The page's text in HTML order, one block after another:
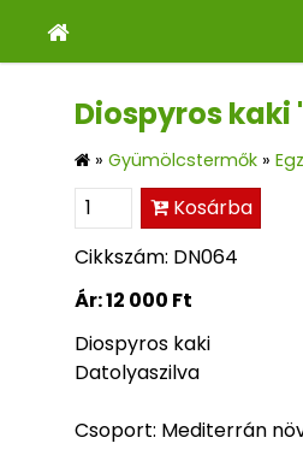
Diospyros
» Gyümölcstermők »
Kosárba
Cikkszám: DN064
Ár:12 000 Ft
Diospyros kaki
Datolyaszilva
Csoport: Mediterrán